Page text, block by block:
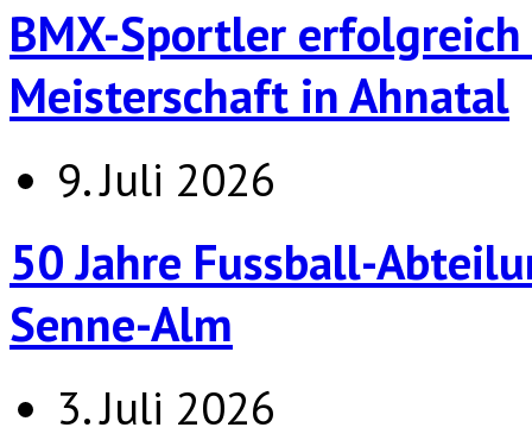
BMX-Sportler
Meisterschaft in Ahnatal
9. Juli 2026
50 Jahre Fussball-
Senne-Alm
3. Juli 2026